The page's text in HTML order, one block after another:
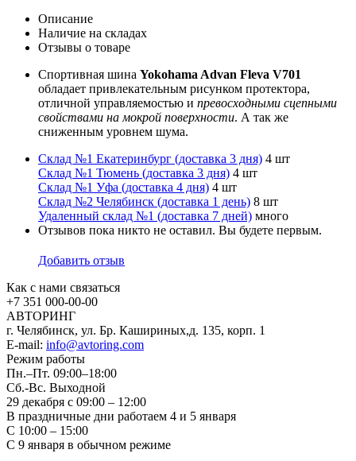
Описание
Наличие на складах
Отзывы о товаре
Спортивная шина Yokohama Advan Fleva V701
обладает привлекательным рисунком протектора,
отличной управляемостью и превосходными сцепными
свойствами на мокрой поверхности. А так же
сниженным уровнем шума.
Склад №1 Екатеринбург (доставка 3 дня) 4 шт
Склад №1 Тюмень (доставка 3 дня) 4 шт
Склад №1 Уфа (доставка 4 дня) 4 шт
Склад №2 Челябинск (доставка 1 день) 8 шт
Удаленный склад №1 (доставка 7 дней) много
Отзывов пока никто не оставил. Вы будете первым.
Добавить отзыв
Как с нами связаться
+7 351 000-00-00
АВТОРИНГ
г. Челябинск, ул. Бр. Кашириных,д. 135, корп. 1
E-mail: info@avtoring.com
Режим работы
Пн.–Пт. 09:00–18:00
Сб.-Вс. Выходной
29 декабря с 09:00 – 12:00
В праздничные дни работаем 4 и 5 января
С 10:00 – 15:00
С 9 января в обычном режиме